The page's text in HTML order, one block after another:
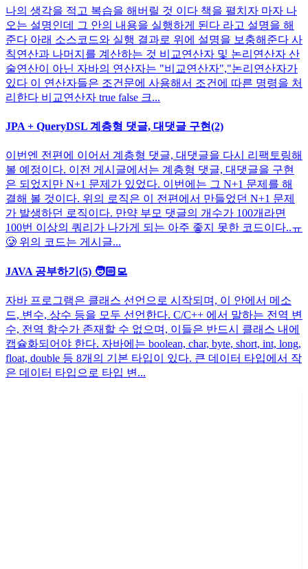
나의 생각을 적고 복습을 해버릴 것 이다 책을 펼치자 마자 나
오는 설명인데 그 안의 내용을 실행하게 된다 라고 설명을 해
준다 아래 소스코드와 실행 결과로 위에 설명을 보충해준다 사
칙연산과 나머지를 계산하는 것 비교연산자 및 논리연산자 산
술연산이 아닌 자바의 연산자는 "비교연산자","논리연산자가
있다 이 연산자들은 조건문에 사용해서 조건에 따른 명령을 처
리한다 비교연산자 true false 크...
JPA + QueryDSL 계층형 댓글, 대댓글 구현(2)
이번엔 전편에 이어서 계층형 댓글, 대댓글을 다시 리팩토링해
볼 예정이다. 이전 게시글에서는 계층형 댓글, 대댓글을 구현
은 되었지만 N+1 문제가 있었다. 이번에는 그 N+1 문제를 해
결해 볼 것이다. 위의 로직은 이 전편에서 만들었던 N+1 문제
가 발생하던 로직이다. 만약 부모 댓글의 개수가 100개라면
100번 이상의 쿼리가 나가게 되는 아주 좋지 못한 코드이다..ㅠ
🥲 위의 코드는 게시글...
JAVA 공부하기(5) 🧑🏻‍💻
자바 프로그램은 클래스 선언으로 시작되며, 이 안에서 메소
드, 변수, 상수 등을 모두 선언한다. C/C++ 에서 말하는 전역 변
수, 전역 함수가 존재할 수 없으며, 이들은 반드시 클래스 내에
캡슐화되어야 한다. 자바에는 boolean, char, byte, short, int, long,
float, double 등 8개의 기본 타입이 있다. 큰 데이터 타입에서 작
은 데이터 타입으로 타입 변...